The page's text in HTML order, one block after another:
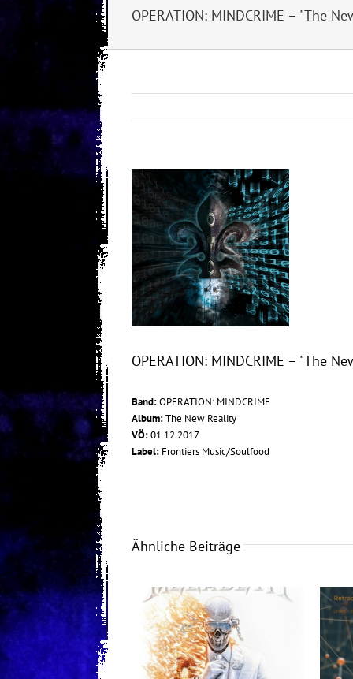
OPERATION: MINDCRIME – "The
View
Larger
Image
OPERATION: MINDCRIME – "The
Band:OPERATION: MINDCRIME
Album:The New Reality
VÖ:01.12.2017
Label: Frontiers Music/Soulfood
Ähnliche Beiträge